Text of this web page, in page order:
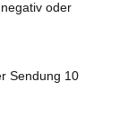
oder
Sendung 10